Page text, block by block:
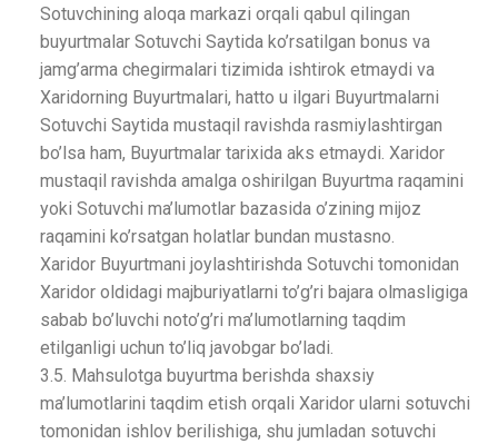
Sotuvchining aloqa markazi orqali qabul qilingan
buyurtmalar Sotuvchi Saytida ko’rsatilgan bonus va
jamg’arma chegirmalari tizimida ishtirok etmaydi va
Xaridorning Buyurtmalari, hatto u ilgari Buyurtmalarni
Sotuvchi Saytida mustaqil ravishda rasmiylashtirgan
bo’lsa ham, Buyurtmalar tarixida aks etmaydi. Xaridor
mustaqil ravishda amalga oshirilgan Buyurtma raqamini
yoki Sotuvchi ma’lumotlar bazasida o’zining mijoz
raqamini ko’rsatgan holatlar bundan mustasno.
Xaridor Buyurtmani joylashtirishda Sotuvchi tomonidan
Xaridor oldidagi majburiyatlarni to’g’ri bajara olmasligiga
sabab bo’luvchi noto’g’ri ma’lumotlarning taqdim
etilganligi uchun to’liq javobgar bo’ladi.
3.5. Mahsulotga buyurtma berishda shaxsiy
ma’lumotlarini taqdim etish orqali Xaridor ularni sotuvchi
tomonidan ishlov berilishiga, shu jumladan sotuvchi